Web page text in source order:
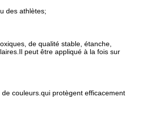
des athlètes;
de qualité stable, étanche,
peut être appliqué à la fois sur
couleurs.qui protègent efficacement